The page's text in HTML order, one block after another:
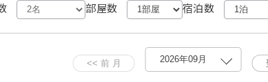
方向けの手すりのついたお風呂があります。お好き
部屋数 宿泊数